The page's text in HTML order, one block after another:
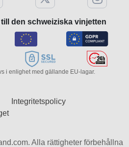
den schweiziska vinjetten
i enlighet med gällande EU-lagar.
Integritetspolicy
Alla rättigheter förbehållna